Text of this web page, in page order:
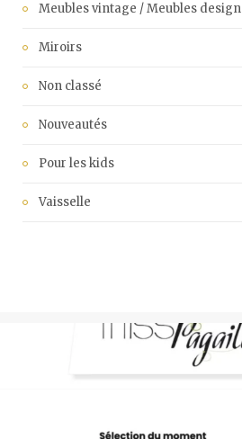
Meubles vintage / Meubles design
Miroirs
Non classé
Nouveautés
Pour les kids
Vaisselle